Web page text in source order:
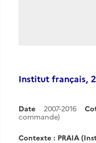
Institut français,
Date 2007-2016
commande)
Contexte : PRAIA